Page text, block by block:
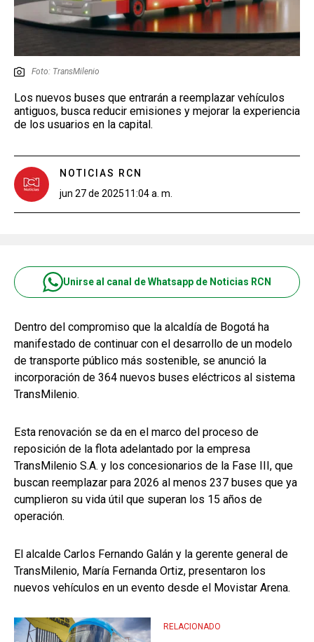
Foto: TransMilenio
Los nuevos buses que entrarán a reemplazar vehículos
antiguos, busca reducir emisiones y mejorar la experiencia
de los usuarios en la capital.
NOTICIAS RCN
jun 27 de 202511:04 a. m.
Unirse al canal de Whatsapp de Noticias RCN
Dentro del compromiso que la alcaldía de Bogotá ha
manifestado de continuar con el desarrollo de un modelo
de transporte público más sostenible, se anunció la
incorporación de 364 nuevos buses eléctricos al sistema
TransMilenio.
Esta renovación se da en el marco del proceso de
reposición de la flota adelantado por la empresa
TransMilenio S.A. y los concesionarios de la Fase III, que
buscan reemplazar para 2026 al menos 237 buses que ya
cumplieron su vida útil que superan los 15 años de
operación.
El alcalde Carlos Fernando Galán y la gerente general de
TransMilenio, María Fernanda Ortiz, presentaron los
nuevos vehículos en un evento desde el Movistar Arena.
RELACIONADO